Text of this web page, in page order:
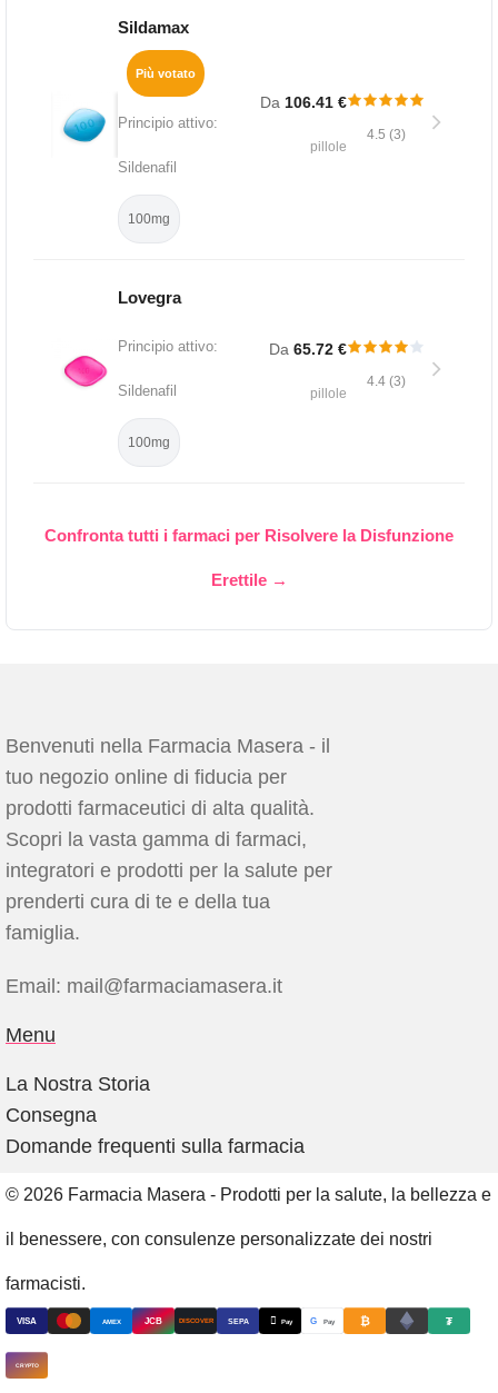
Sildamax
Più votato
Principio attivo:
Sildenafil
100mg
Da 106.41 €
pillole
4.5 (3)
Lovegra
Principio attivo:
Sildenafil
100mg
Da 65.72 €
pillole
4.4 (3)
Confronta tutti i farmaci per Risolvere la Disfunzione
Erettile →
Benvenuti nella Farmacia Masera - il
tuo negozio online di fiducia per
prodotti farmaceutici di alta qualità.
Scopri la vasta gamma di farmaci,
integratori e prodotti per la salute per
prenderti cura di te e della tua
famiglia.
Email: mail@farmaciamasera.it
Menu
La Nostra Storia
Consegna
Domande frequenti sulla farmacia
© 2026 Farmacia Masera - Prodotti per la salute, la bellezza e
il benessere, con consulenze personalizzate dei nostri
farmacisti.
VISA AMEX JCB DISCOVER SEPA  Pay G Pay ₿ ₮
CRYPTO